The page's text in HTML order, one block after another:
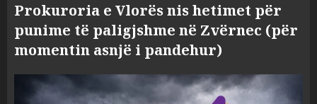
Prokuroria e Vlorës nis hetimet për
punime të paligjshme në Zvërnec (për
momentin asnjë i pandehur)